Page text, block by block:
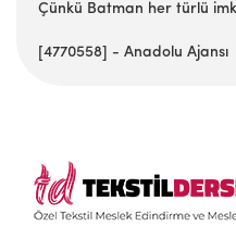
Çünkü Batman her türlü
[4770558] - Anadolu Ajansı